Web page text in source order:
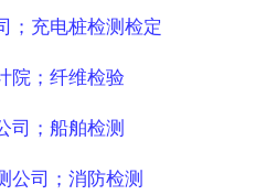
；充电桩检测检定
院；纤维检验
司；船舶检测
公司；消防检测